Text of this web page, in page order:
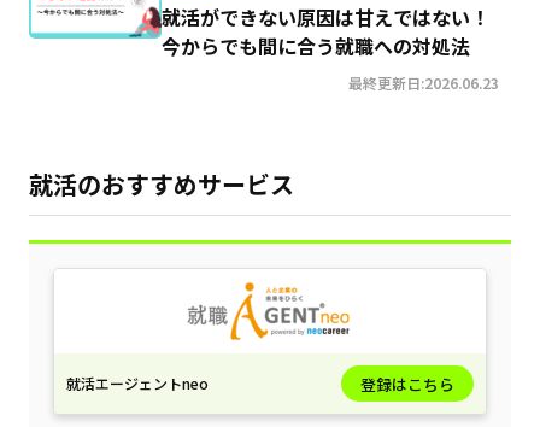
就活ができない原因は甘えではない！
今からでも間に合う就職への対処法
最終更新日:2026.06.23
就活のおすすめサービス
就活エージェントneo 登録はこちら